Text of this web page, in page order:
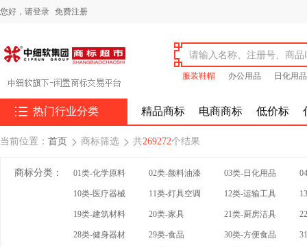
您好， 请登录 免费注册
服装鞋帽 办公用品 日化用品
 热门行业分类 精品商标 电商商标 低价标
当前位置： 首页  商标筛选  共269272个结果
商标分类： 01类-化学原料 02类-颜料油漆 03类-日化用品
10类-医疗器械 11类-灯具空调 12类-运输工具
19类-建筑材料 20类-家具 21类-厨房洁具
28类-健身器材 29类-食品 30类-方便食品